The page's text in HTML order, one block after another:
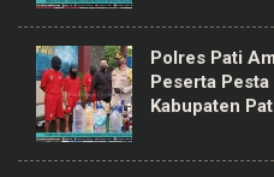
Polres Pati
Peserta Pesta
Kabupaten